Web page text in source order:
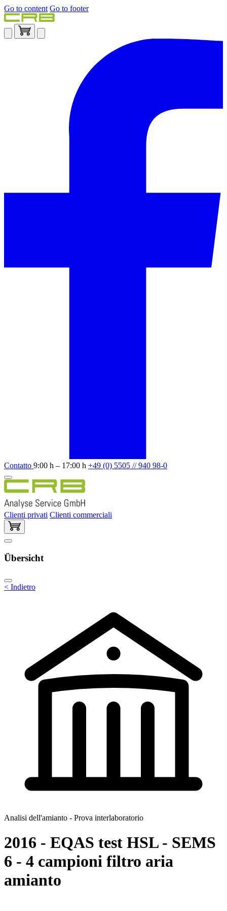
Go to content Go to footer
Contatto 9:00 h – 17:00 h +49 (0) 5505 // 940 98-0
Clienti privati Clienti commerciali
Übersicht
< Indietro
Analisi dell'amianto - Prova interlaboratorio
2016 - EQAS test HSL - SEMS
6 - 4 campioni filtro aria
amianto